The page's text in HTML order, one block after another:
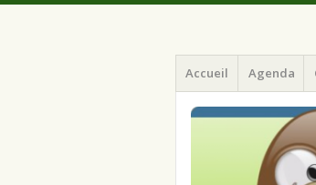
ILArd
ILArd (Informatique
Menu
Aller
au
contenu
principal
Accueil Agenda